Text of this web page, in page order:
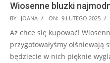
Wiosenne bluzki
2025-
02-
09
BY: JOANA ON: 9 LUTEGO 2025
Aż chce się kupować!
przygotowałyśmy olśniewają
będziecie w nich pięknie